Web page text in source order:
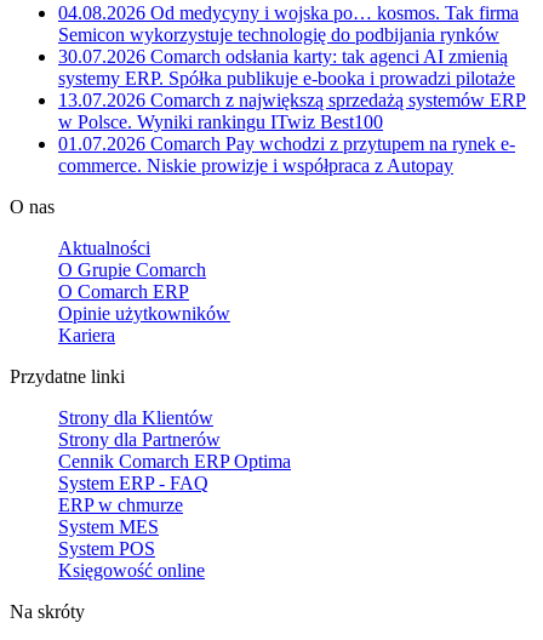
04.08.2026 Od medycyny i wojska po… kosmos. Tak firma
Semicon wykorzystuje technologię do podbijania rynków
30.07.2026 Comarch odsłania karty: tak agenci AI zmienią
systemy ERP. Spółka publikuje e-booka i prowadzi pilotaże
13.07.2026 Comarch z największą sprzedażą systemów ERP
w Polsce. Wyniki rankingu ITwiz Best100
01.07.2026 Comarch Pay wchodzi z przytupem na rynek e-
commerce. Niskie prowizje i współpraca z Autopay
O nas
Aktualności
O Grupie Comarch
O Comarch ERP
Opinie użytkowników
Kariera
Przydatne linki
Strony dla Klientów
Strony dla Partnerów
Cennik Comarch ERP Optima
System ERP - FAQ
ERP w chmurze
System MES
System POS
Księgowość online
Na skróty